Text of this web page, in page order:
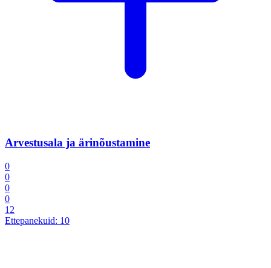
Arvestusala ja ärinõustamine
0
0
0
0
12
Ettepanekuid: 10